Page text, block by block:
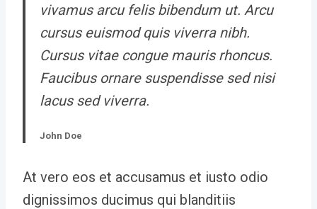
vivamus arcu felis bibendum ut. Arcu
cursus euismod quis viverra nibh.
Cursus vitae congue mauris rhoncus.
Faucibus ornare suspendisse sed nisi
lacus sed viverra.
John Doe
At vero eos et accusamus et iusto odio
dignissimos ducimus qui blanditiis